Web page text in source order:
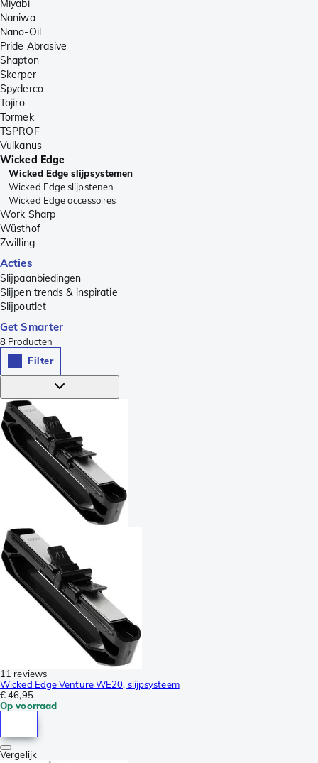
Miyabi
Naniwa
Nano-Oil
Pride Abrasive
Shapton
Skerper
Spyderco
Tojiro
Tormek
TSPROF
Vulkanus
Wicked Edge
Wicked Edge slijpsystemen
Wicked Edge slijpstenen
Wicked Edge accessoires
Work Sharp
Wüsthof
Zwilling
Acties
Slijpaanbiedingen
Slijpen trends & inspiratie
Slijpoutlet
Get Smarter
8 Producten
Filter
11 reviews
Wicked Edge Venture WE20, slijpsysteem
€ 46,95
Op voorraad
Vergelijk